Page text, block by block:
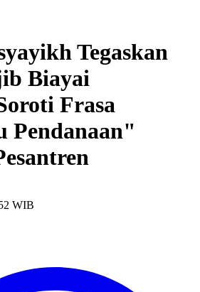
Tegaskan
Biayai
Frasa
Pendanaan"
WIB